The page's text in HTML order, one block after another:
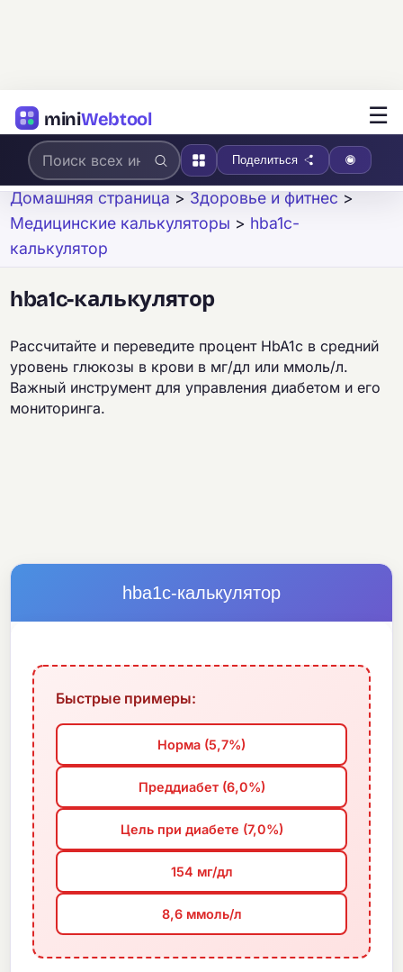
miniWebtool ☰
Поделиться
Домашняя страница > Здоровье и фитнес >
Медицинские калькуляторы > hba1c-
калькулятор
hba1c-калькулятор
Рассчитайте и переведите процент HbA1c в средний
уровень глюкозы в крови в мг/дл или ммоль/л.
Важный инструмент для управления диабетом и его
мониторинга.
hba1c-калькулятор
Быстрые примеры:
Норма (5,7%)
Преддиабет (6,0%)
Цель при диабете (7,0%)
154 мг/дл
8,6 ммоль/л